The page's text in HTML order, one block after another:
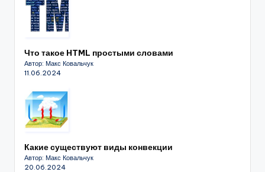
Что такое HTML простыми словами
Автор: Макс Ковальчук
11.06.2024
Какие существуют виды конвекции
Автор: Макс Ковальчук
20.06.2024